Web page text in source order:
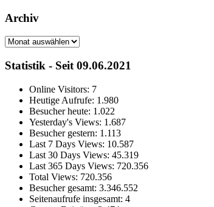
Archiv
Archiv
Statistik - Seit 09.06.2021
Online Visitors: 7
Heutige Aufrufe: 1.980
Besucher heute: 1.022
Yesterday's Views: 1.687
Besucher gestern: 1.113
Last 7 Days Views: 10.587
Last 30 Days Views: 45.319
Last 365 Days Views: 720.356
Total Views: 720.356
Besucher gesamt: 3.346.552
Seitenaufrufe insgesamt: 4